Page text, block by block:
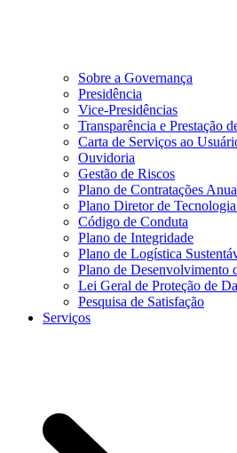
Sobre a Governança
Presidência
Vice-Presidências
Transparência e Prestação
Carta de Serviços ao
Ouvidoria
Gestão de Riscos
Plano de Contratações
Plano Diretor de
Código de Conduta
Plano de Integridade
Plano de Logística
Plano de Desenvolvimento
Lei Geral de Proteção de
Pesquisa de Satisfação
Serviços